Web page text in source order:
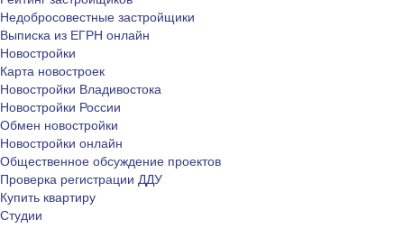
Недобросовестные застройщики
Выписка из ЕГРН онлайн
Новостройки
Карта новостроек
Новостройки Владивостока
Новостройки России
Обмен новостройки
Новостройки онлайн
Общественное обсуждение проектов
Проверка регистрации ДДУ
Купить квартиру
Студии